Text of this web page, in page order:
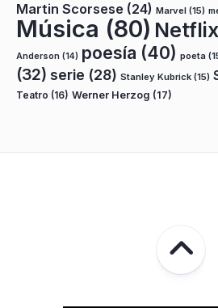
Martin Scorsese (24) Marvel (15)
Música (80) Netflix
Anderson (14) poesía (40) poeta
(32) serie (28) Stanley Kubrick (15)
Teatro (16) Werner Herzog (17)